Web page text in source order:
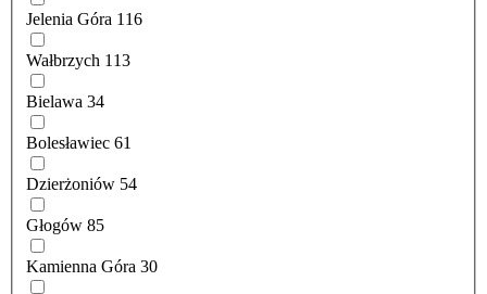
Jelenia Góra 116
Wałbrzych 113
Bielawa 34
Bolesławiec 61
Dzierżoniów 54
Głogów 85
Kamienna Góra 30